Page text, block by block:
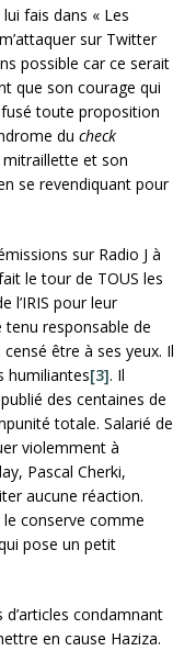
fais dans « Les
sur Twitter
possible car ce serait
que son courage qui
toute proposition
du check
et son
se revendiquant pour
sur Radio J à
le tour de TOUS les
l’IRIS pour leur
responsable de
être à ses yeux. Il
humiliantes[3]. Il
des centaines de
totale. Salarié de
violemment à
Pascal Cherki,
aucune réaction.
le conserve comme
pose un petit
d’articles condamnant
en cause Haziza.